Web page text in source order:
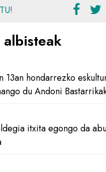
13an hondarrezko
du Andoni
itxita egongo da